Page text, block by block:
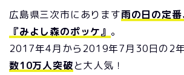
広島県三次市にあります雨の日の定
『みよし森のポッケ』 。
2017年4月から2019年7月30日の2
数10万人突破と大人気！